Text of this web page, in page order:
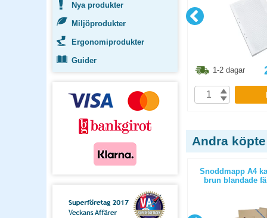
Nya produkter
Miljöprodukter
Ergonomiprodukter
Guider
KÖP
1-2 dagar
Andra
Snoddmapp A4
brun blandade